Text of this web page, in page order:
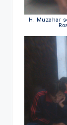
H. Muzahar